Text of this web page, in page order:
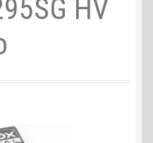
Umwelt
HV